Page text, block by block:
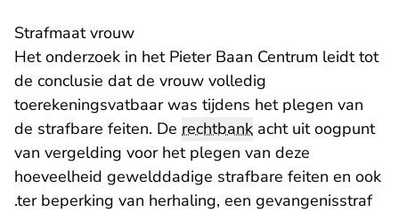
Strafmaat vrouw
Het onderzoek in het Pieter Baan Centrum leidt tot
de conclusie dat de vrouw volledig
toerekeningsvatbaar was tijdens het plegen van
de strafbare feiten. De rechtbank acht uit oogpunt
van vergelding voor het plegen van deze
hoeveelheid gewelddadige strafbare feiten en ook
.ter beperking van herhaling, een gevangenisstraf